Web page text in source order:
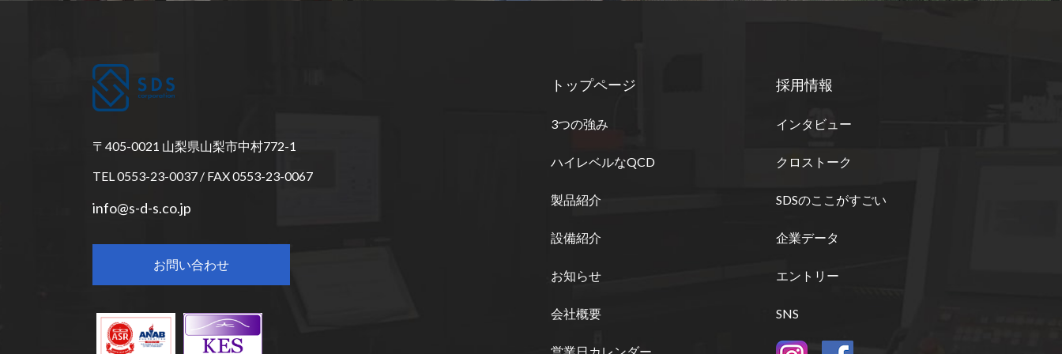
〒405-0021 山梨県山梨市中村772-1
TEL 0553-23-0037 / FAX 0553-23-0067
info@s-d-s.co.jp
お問い合わせ
トップページ
3つの強み
ハイレベルなQCD
製品紹介
設備紹介
お知らせ
会社概要
営業日カレンダー
採用情報
インタビュー
クロストーク
SDSのここがすごい
企業データ
エントリー
SNS